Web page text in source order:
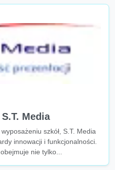
Media
szkół, S.T. Media
innowacji i funkcjonalności.
nie tylko...